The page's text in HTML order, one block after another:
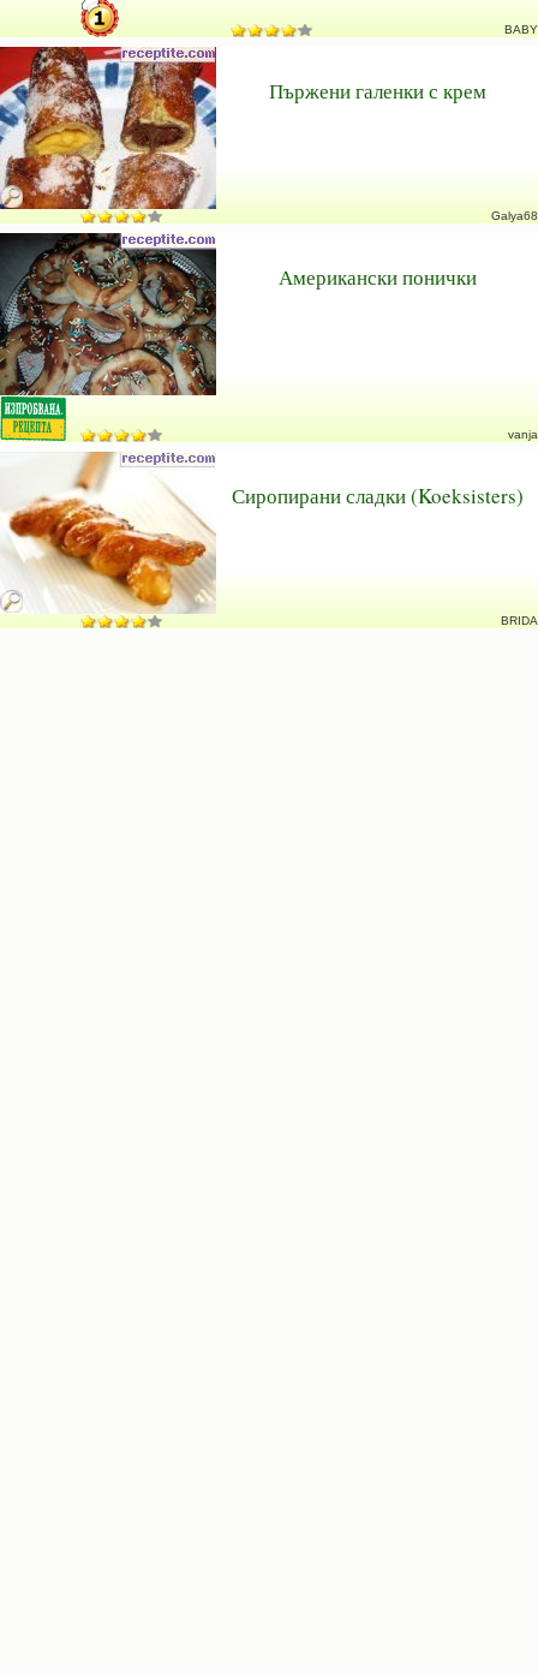
BABY
Пържени галенки с крем
Galya68
Американски понички
vanja
Сиропирани сладки (Koeksisters)
BRIDA